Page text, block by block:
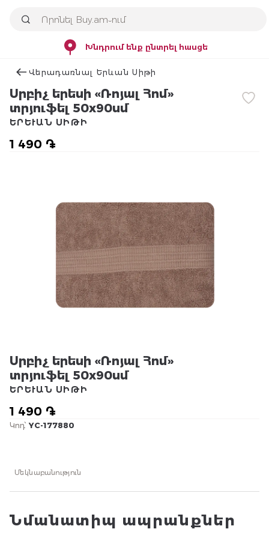
Խնդրում ենք ընտրել հասցե
Վերադառնալ Երևան Սիթի
Սրբիչ երեսի «Ռոյալ Հոմ»
տրյուֆել 50x90սմ
1 490 ֏
ԵՐԵՒԱՆ ՍԻԹԻ
Սրբիչ երեսի «Ռոյալ Հոմ»
տրյուֆել 50x90սմ
1 490 ֏
ԵՐԵՒԱՆ ՍԻԹԻ
Կոդ՝ YC-177880
Մեկնաբանություն
Նմանատիպ ապրանքներ